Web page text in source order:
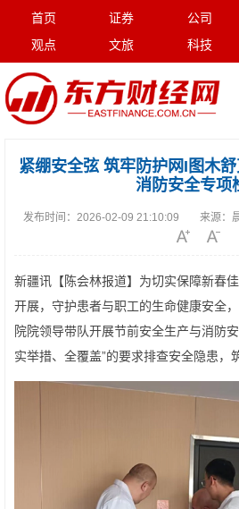
首页 证券 公司
观点
文旅 科技
紧绷安全弦 筑牢防护网I图木
消防安全专项
发布时间： 2026-02-09 21:10:09 来源：
新疆讯【陈会林报道】为切实保障新春
开展，守护患者与职工的生命健康安全
院院领导带队开展节前安全生产与消防
实举措、全覆盖”的要求排查安全隐患，